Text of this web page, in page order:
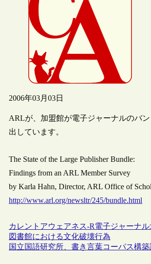
2006年03月03日
ARLが、加盟館が電子ジャーナルのバ
出しています。
The State of the Large Publisher Bundle:
Findings from an ARL Member Survey
by Karla Hahn, Director, ARL Office of
http://www.arl.org/newsltr/245/bundle.html
カレントアウェアネス-R電子ジャーナル
図書館における文化破壊行為
国立国語研究所、書き言葉コーパス構